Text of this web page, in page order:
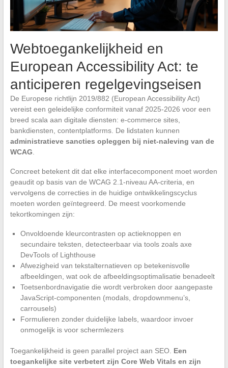
Webtoegankelijkheid en
European Accessibility Act: te
anticiperen regelgevingseisen
De Europese richtlijn 2019/882 (European Accessibility Act)
vereist een geleidelijke conformiteit vanaf 2025-2026 voor een
breed scala aan digitale diensten: e-commerce sites,
bankdiensten, contentplatforms. De lidstaten kunnen
administratieve sancties opleggen bij niet-naleving van de
WCAG
Concreet betekent dit dat elke interfacecomponent moet worden
geaudit op basis van de WCAG 2.1-niveau AA-criteria, en
vervolgens de correcties in de huidige ontwikkelingscyclus
moeten worden geïntegreerd. De meest voorkomende
tekortkomingen zijn:
Onvoldoende kleurcontrasten op actieknoppen en
secundaire teksten, detecteerbaar via tools zoals axe
DevTools of Lighthouse
Afwezigheid van tekstalternatieven op betekenisvolle
afbeeldingen, wat ook de afbeeldingsoptimalisatie benadeelt
Toetsenbordnavigatie die wordt verbroken door aangepaste
JavaScript-componenten (modals, dropdownmenu’s,
carrousels)
Formulieren zonder duidelijke labels, waardoor invoer
onmogelijk is voor schermlezers
Toegankelijkheid is geen parallel project aan SEO. Een
toegankelijke site verbetert zijn Core Web Vitals en zijn